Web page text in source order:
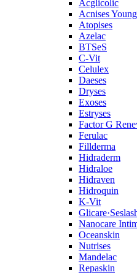
Acglicolic
Acnises Young
Atopises
Azelac
BTSeS
C‑Vit
Celulex
Daeses
Dryses
Exoses
Estryses
Factor G
Ferulac
Fillderma
Hidraderm
Hidraloe
Hidraven
Hidroquin
K-Vit
Nanocare
Oceanskin
Nutrises
Mandelac
Repaskin